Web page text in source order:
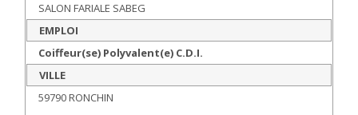
SALON FARIALE SABEG
EMPLOI
Coiffeur(se) Polyvalent(e) C.D.I.
VILLE
59790 RONCHIN